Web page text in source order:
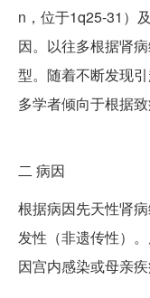
n，位于1q25-31）
因。以往多根据肾
型。随着不断发现
多学者倾向于根据致
二 病因
根据病因先天性肾
发性（非遗传性）
因宫内感染或母亲疾